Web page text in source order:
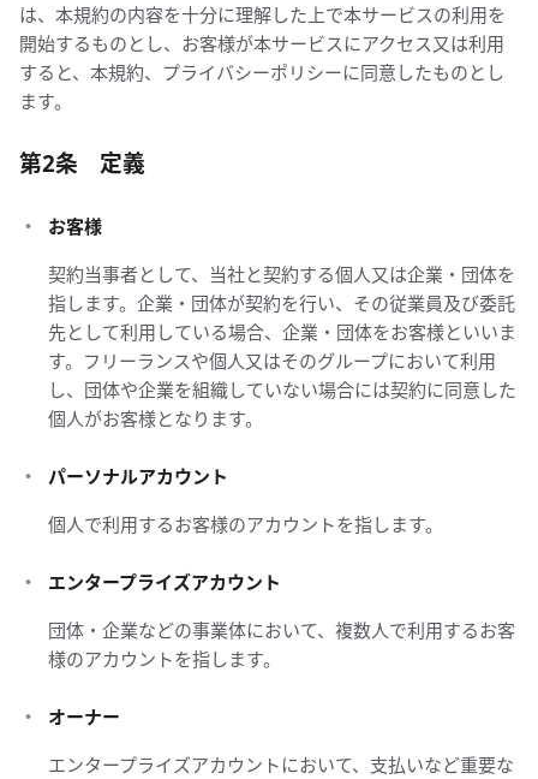
は、本規約の内容を十分に理解した上で本サービスの利用を
開始するものとし、お客様が本サービスにアクセス又は利用
すると、本規約、プライバシーポリシーに同意したものとし
ます。
第2条 定義
お客様
契約当事者として、当社と契約する個人又は企業・団体を
指します。企業・団体が契約を行い、その従業員及び委託
先として利用している場合、企業・団体をお客様といいま
す。フリーランスや個人又はそのグループにおいて利用
し、団体や企業を組織していない場合には契約に同意した
個人がお客様となります。
パーソナルアカウント
個人で利用するお客様のアカウントを指します。
エンタープライズアカウント
団体・企業などの事業体において、複数人で利用するお客
様のアカウントを指します。
オーナー
エンタープライズアカウントにおいて、支払いなど重要な